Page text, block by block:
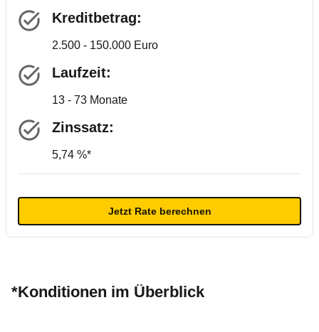
Kreditbetrag:
2.500 - 150.000 Euro
Laufzeit:
13 - 73 Monate
Zinssatz:
5,74 %*
Jetzt Rate berechnen
*Konditionen im Überblick